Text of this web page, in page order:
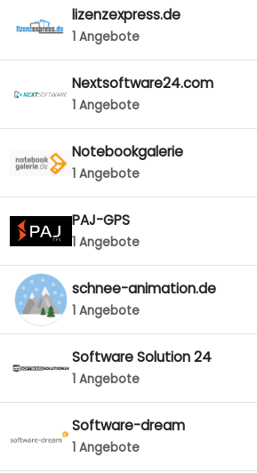
lizenzexpress.de
1 Angebote
Nextsoftware24.com
1 Angebote
Notebookgalerie
1 Angebote
PAJ-GPS
1 Angebote
schnee-animation.de
1 Angebote
Software Solution 24
1 Angebote
Software-dream
1 Angebote